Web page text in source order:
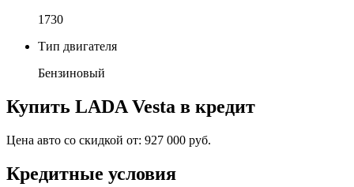
1730
Тип двигателя
Бензиновый
Купить LADA Vesta в кредит
Цена авто со скидкой от: 927 000 руб.
Кредитные условия